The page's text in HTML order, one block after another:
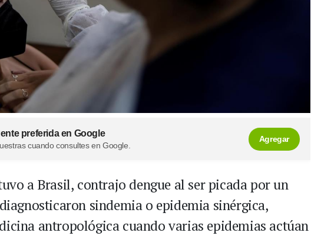
preferida en Google
cuando consultes en Google.
Agregar
a Brasil, contrajo dengue al ser picada por un
sindemia o epidemia sinérgica,
antropológica cuando varias epidemias actúan